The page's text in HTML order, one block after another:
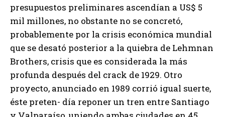
presupuestos preliminares ascendían a US$ 5
mil millones, no obstante no se concretó,
probablemente por la crisis económica mundial
que se desató posterior a la quiebra de Lehmnan
Brothers, crisis que es considerada la más
profunda después del crack de 1929. Otro
proyecto, anunciado en 1989 corrió igual suerte,
éste preten- día reponer un tren entre Santiago